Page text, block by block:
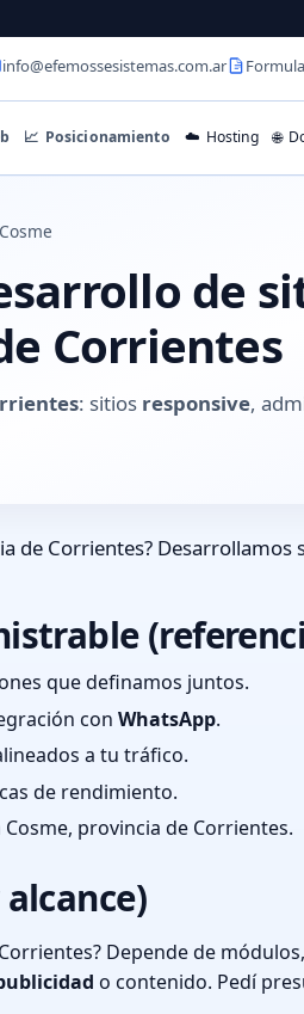
info@efemossesistemas.com.ar
📈 Posicionamiento ☁️ Hosting 🌐
de
Corrientes
: sitios responsive,
de Corrientes? Desarrollamos
que definamos juntos.
con WhatsApp.
a tu tráfico.
de rendimiento.
Cosme, provincia de Corrientes.
Depende de
o contenido. Pedí